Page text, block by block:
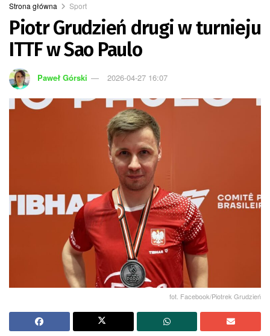
Strona główna Sport
Piotr Grudzień drugi w turnieju
ITTF w Sao Paulo
Paweł Górski 2026-04-27 16:07
fot. Facebook/Piotrek Grudzień